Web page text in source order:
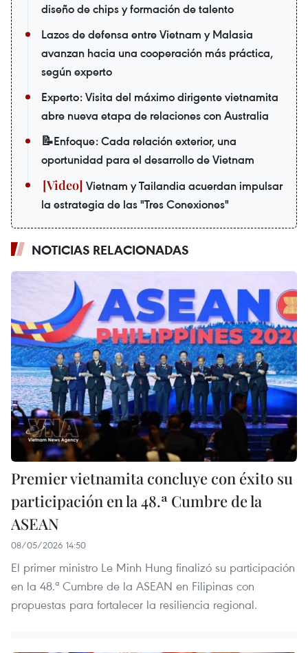
diseño de chips y formación de talento
Lazos de defensa entre Vietnam y Malasia
avanzan hacia una cooperación más práctica,
según experto
Experto: Visita del máximo dirigente vietnamita
abre nueva etapa de relaciones con Australia
📝Enfoque: Cada relación exterior, una
oportunidad para el desarrollo de Vietnam
Vietnam y Tailandia acuerdan impulsar
la estrategia de las "Tres Conexiones"
NOTICIAS RELACIONADAS
Premier vietnamita concluye con éxito su
participación en la 48.ª Cumbre de la
ASEAN
08/05/2026 14:50
El primer ministro Le Minh Hung finalizó su participación
en la 48.ª Cumbre de la ASEAN en Filipinas con
propuestas para fortalecer la resiliencia regional.